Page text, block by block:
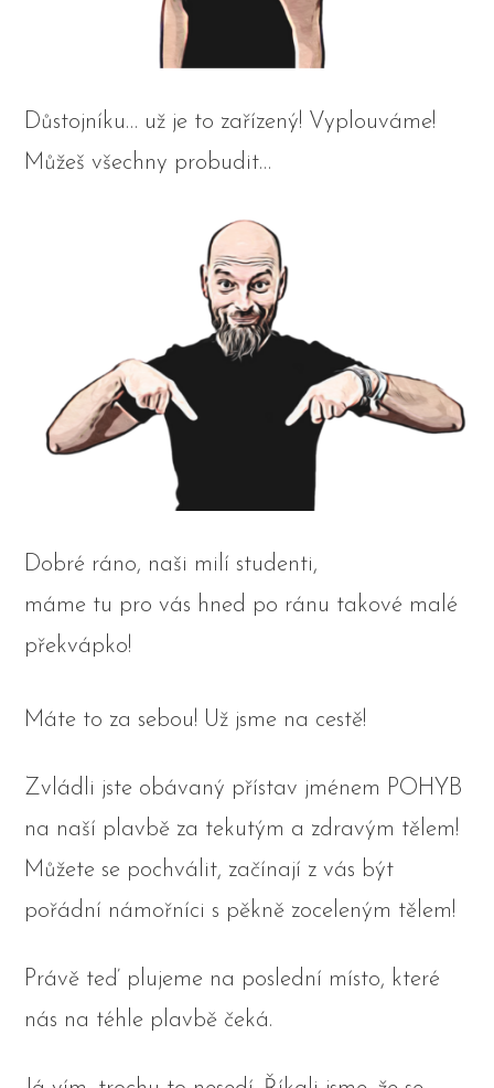
Důstojníku… už je to zařízený! Vyplouváme!
Můžeš všechny probudit…
Dobré ráno, naši milí studenti,
máme tu pro vás hned po ránu takové malé
překvápko!
Máte to za sebou! Už jsme na cestě!
Zvládli jste obávaný přístav jménem POHYB
na naší plavbě za tekutým a zdravým tělem!
Můžete se pochválit, začínají z vás být
pořádní námořníci s pěkně zoceleným tělem!
Právě teď plujeme na poslední místo, které
nás na téhle plavbě čeká.